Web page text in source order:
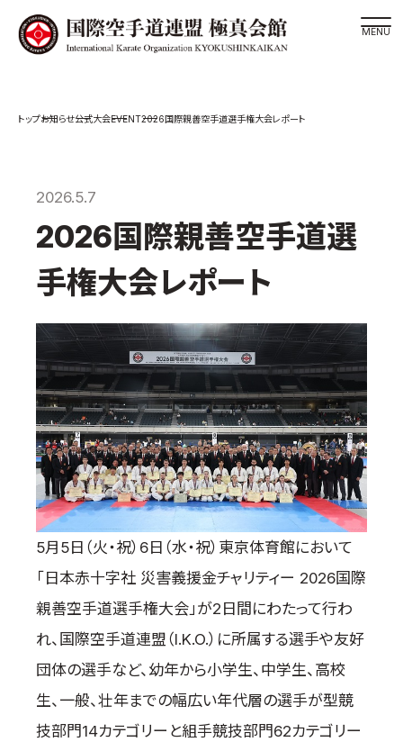
大山倍達総裁 紹介
松井章奎館長 紹介
極真の歴史
極真会館の概要
役員紹介
各委員会紹介
国際空手道連盟について
お知らせ
本部からのお知らせ
支部からのお知らせ
公式大会
公式記録
試合規則
入門のご案内
青少年部・保護者の方へ
一般の部・壮年部の方
会員制度
お知らせ公式大会EVENT2026国際親善空手道選手権大会レポート
2026.5.7
2026国際親善空手道選
手権大会レポート
5月5日（火・祝）6日（水・祝）東京体育館において
「日本赤十字社 災害義援金チャリティー 2026国際
親善空手道選手権大会」が2日間にわたって行わ
れ、国際空手道連盟（I.K.O.）に所属する選手や友好
団体の選手など、幼年から小学生、中学生、高校
生、一般、壮年までの幅広い年代層の選手が型競
技部門14カテゴリーと組手競技部門62カテゴリー